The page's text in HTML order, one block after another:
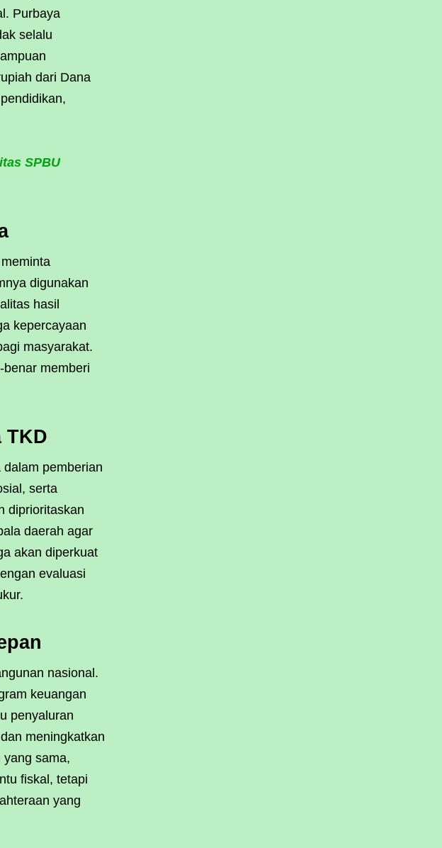
Purbaya
selalu
dari Dana
SPBU
digunakan
hasil
kepercayaan
masyarakat.
memberi
TKD
pemberian
serta
diprioritaskan
daerah agar
akan diperkuat
evaluasi
nasional.
keuangan
penyaluran
meningkatkan
sama,
fiskal, tetapi
yang